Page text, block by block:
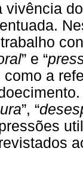
vivência
” e “
a
”, “